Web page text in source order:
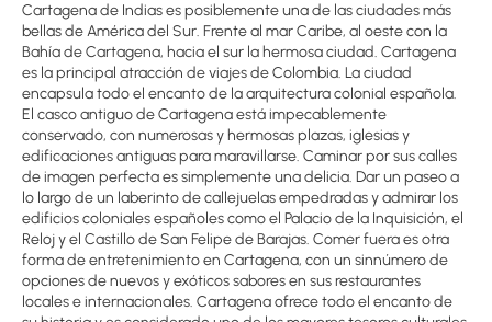
Cartagena de Indias es posiblemente una de las ciudades más
bellas de América del Sur. Frente al mar Caribe, al oeste con la
Bahía de Cartagena, hacia el sur la hermosa ciudad. Cartagena
es la principal atracción de viajes de Colombia. La ciudad
encapsula todo el encanto de la arquitectura colonial española.
El casco antiguo de Cartagena está impecablemente
conservado, con numerosas y hermosas plazas, iglesias y
edificaciones antiguas para maravillarse. Caminar por sus calles
de imagen perfecta es simplemente una delicia. Dar un paseo a
lo largo de un laberinto de callejuelas empedradas y admirar los
edificios coloniales españoles como el Palacio de la Inquisición, el
Reloj y el Castillo de San Felipe de Barajas. Comer fuera es otra
forma de entretenimiento en Cartagena, con un sinnúmero de
opciones de nuevos y exóticos sabores en sus restaurantes
locales e internacionales. Cartagena ofrece todo el encanto de